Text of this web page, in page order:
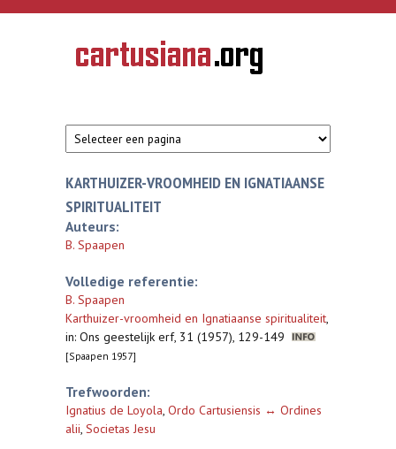
Overslaan en naar de inhoud gaan
CARTUSIANA
Geschiedenis
van de
KARTHUIZER-VROOMHEID EN IGNATIAANSE
SPIRITUALITEIT
Auteurs:
B. Spaapen
Volledige referentie:
B. Spaapen
Karthuizer-vroomheid en Ignatiaanse spiritualiteit,
in: Ons geestelijk erf, 31 (1957), 129-149
[Spaapen 1957]
Trefwoorden:
Ignatius de Loyola, Ordo Cartusiensis ↔ Ordines
alii, Societas Jesu